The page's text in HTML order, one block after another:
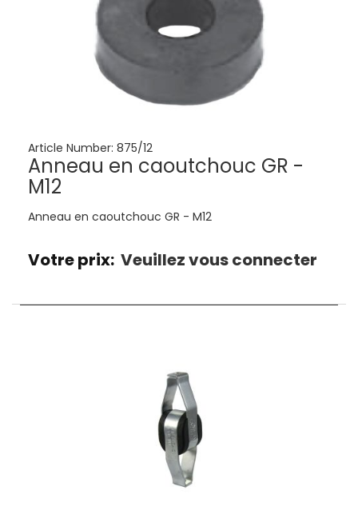
Article Number: 875/12
Anneau en caoutchouc GR -
M12
Anneau en caoutchouc GR - M12
Votre prix: Veuillez vous connecter